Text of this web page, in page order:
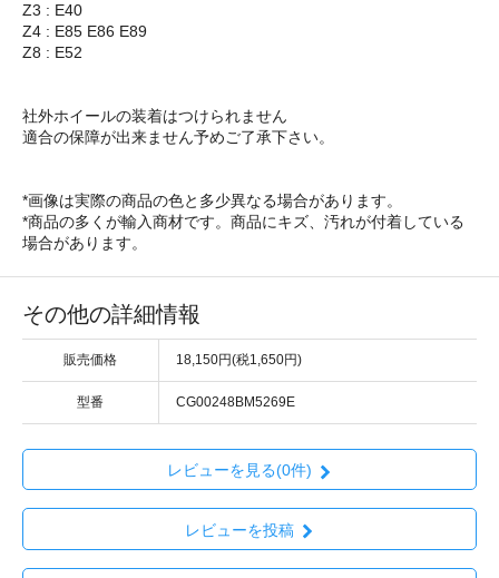
Z3 : E40
Z4 : E85 E86 E89
Z8 : E52
社外ホイールの装着はつけられません
適合の保障が出来ません予めご了承下さい。
*画像は実際の商品の色と多少異なる場合があります。
*商品の多くが輸入商材です。商品にキズ、汚れが付着している
場合があります。
その他の詳細情報
販売価格 18,150円(税1,650円)
型番 CG00248BM5269E
レビューを見る(0件)
レビューを投稿